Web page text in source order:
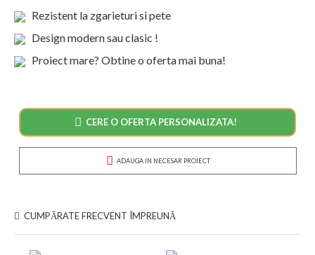
Rezistent la zgarieturi si pete
Design modern sau clasic !
Proiect mare? Obtine o oferta mai buna!
CERE O OFERTA PERSONALIZATA!
ADAUGA IN NECESAR PROIECT
CUMPĂRATE FRECVENT ÎMPREUNĂ